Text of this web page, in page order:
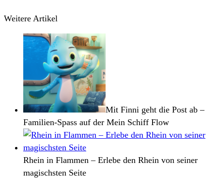
Weitere Artikel
Mit Finni geht die Post ab –
Familien-Spass auf der Mein Schiff Flow
Rhein in Flammen – Erlebe den Rhein von seiner
magischsten Seite